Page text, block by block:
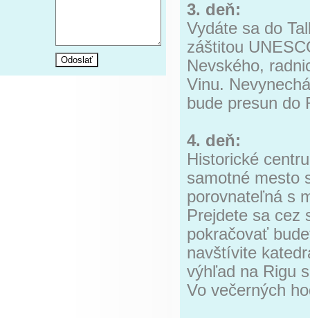
3. deň:
Vydáte sa do
záštitou
Nevského,
Vinu.
bude presun do
4. deň:
Historické
samotné mesto
porovnateľná s
Prejdete sa cez
pokračovať
navštívite
výhľad na Rigu
Vo večerných